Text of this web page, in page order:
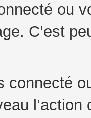
ou
C’est
connecté